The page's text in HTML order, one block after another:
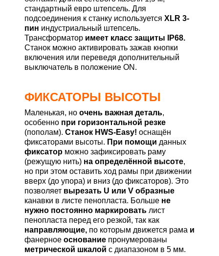
стандартный евро штепсель. Для
подсоединения к станку используется XLR 3-
пин индустриальный штепсель.
Трансформатор имеет класс защиты IP68.
Станок можно активировать зажав кнопки
включения или переведя дополнительный
выключатель в положение ON.
ФИКСАТОРЫ ВЫСОТЫ
Маленькая, но очень важная деталь,
особенно при горизонтальной резке
(пополам). Станок HWS-Easy! оснащён
фиксаторами высоты. При помощи данных
фиксатор можно зафиксировать раму
(режущую нить) на определённой высоте,
но при этом оставить ход рамы при движении
вверх (до упора) и вниз (до фиксаторов). Это
позволяет вырезать U или V образные
канавки в листе пенопласта. Больше не
нужно постоянно маркировать лист
пенопласта перед его резкой, так как
направляющие, по которым движется рама и
фанерное основание пронумерованы
метрической шкалой с диапазоном в 5 мм.